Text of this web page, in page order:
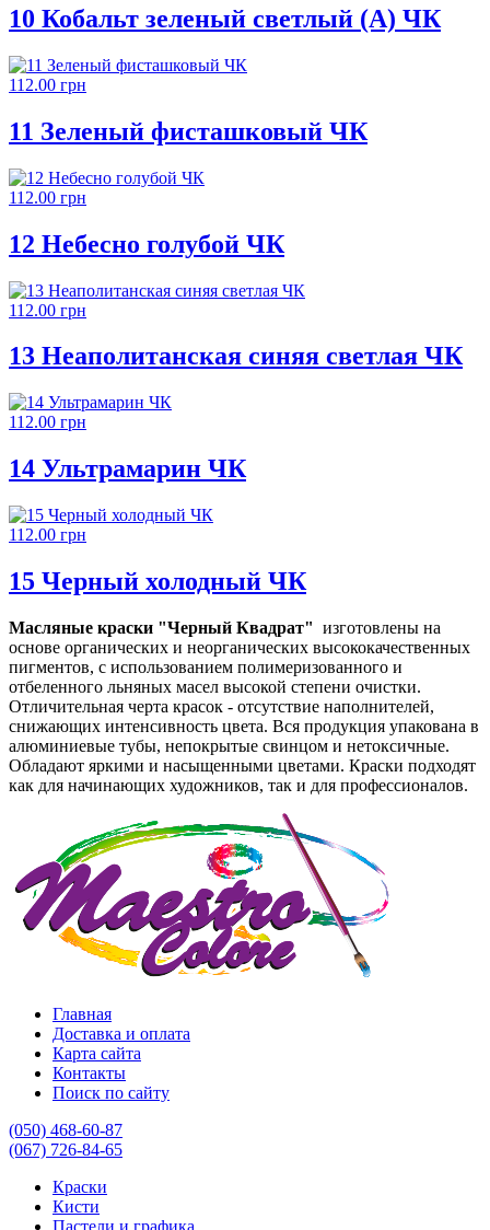
10 Кобальт зеленый светлый (А) ЧК
112.00 грн
11 Зеленый фисташковый ЧК
112.00 грн
12 Небесно голубой ЧК
112.00 грн
13 Неаполитанская синяя светлая ЧК
112.00 грн
14 Ультрамарин ЧК
112.00 грн
15 Черный холодный ЧК
Масляные краски "Черный Квадрат" изготовлены на
основе органических и неорганических высококачественных
пигментов, с использованием полимеризованного и
отбеленного льняных масел высокой степени очистки.
Отличительная черта красок - отсутствие наполнителей,
снижающих интенсивность цвета. Вся продукция упакована в
алюминиевые тубы, непокрытые свинцом и нетоксичные.
Обладают яркими и насыщенными цветами. Краски подходят
как для начинающих художников, так и для профессионалов.
Главная
Доставка и оплата
Карта сайта
Контакты
Поиск по сайту
(050) 468-60-87
(067) 726-84-65
Краски
Кисти
Пастели и графика